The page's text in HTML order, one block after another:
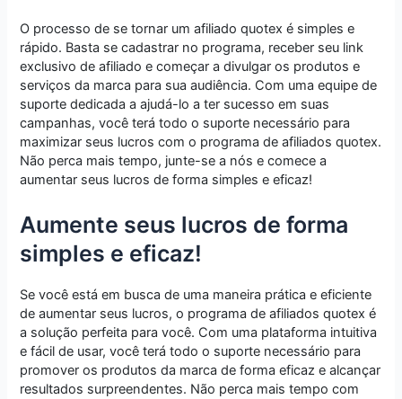
O processo de se tornar um afiliado quotex é simples e
rápido. Basta se cadastrar no programa, receber seu link
exclusivo de afiliado e começar a divulgar os produtos e
serviços da marca para sua audiência. Com uma equipe de
suporte dedicada a ajudá-lo a ter sucesso em suas
campanhas, você terá todo o suporte necessário para
maximizar seus lucros com o programa de afiliados quotex.
Não perca mais tempo, junte-se a nós e comece a
aumentar seus lucros de forma simples e eficaz!
Aumente seus lucros de forma
simples e eficaz!
Se você está em busca de uma maneira prática e eficiente
de aumentar seus lucros, o programa de afiliados quotex é
a solução perfeita para você. Com uma plataforma intuitiva
e fácil de usar, você terá todo o suporte necessário para
promover os produtos da marca de forma eficaz e alcançar
resultados surpreendentes. Não perca mais tempo com